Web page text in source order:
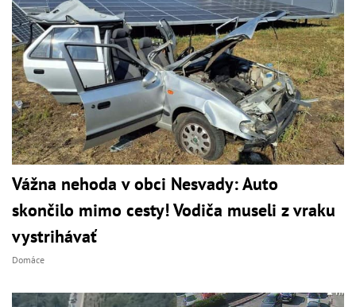
Vážna nehoda v obci Nesvady: Auto
skončilo mimo cesty! Vodiča museli z vraku
vystrihávať
Domáce